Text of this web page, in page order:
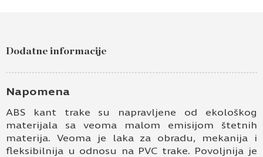
Dodatne informacije
Napomena
ABS kant trake su napravljene od ekološkog
materijala sa veoma malom emisijom štetnih
materija. Veoma je laka za obradu, mekanija i
fleksibilnija u odnosu na PVC trake. Povoljnija je